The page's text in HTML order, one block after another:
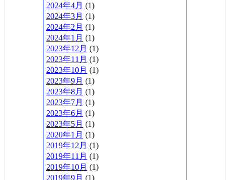
2024年4月 (1)
2024年3月 (1)
2024年2月 (1)
2024年1月 (1)
2023年12月 (1)
2023年11月 (1)
2023年10月 (1)
2023年9月 (1)
2023年8月 (1)
2023年7月 (1)
2023年6月 (1)
2023年5月 (1)
2020年1月 (1)
2019年12月 (1)
2019年11月 (1)
2019年10月 (1)
2019年9月 (1)